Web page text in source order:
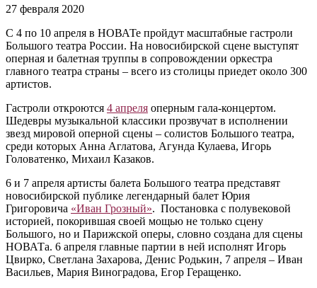
27 февраля 2020
С 4 по 10 апреля в НОВАТе пройдут масштабные гастроли
Большого театра России. На новосибирской сцене выступят
оперная и балетная труппы в сопровождении оркестра
главного театра страны – всего из столицы приедет около 300
артистов.
Гастроли откроются 4 апреля оперным гала-концертом.
Шедевры музыкальной классики прозвучат в исполнении
звезд мировой оперной сцены – солистов Большого театра,
среди которых Анна Аглатова, Агунда Кулаева, Игорь
Головатенко, Михаил Казаков.
6 и 7 апреля артисты балета Большого театра представят
новосибирской публике легендарный балет Юрия
Григоровича «Иван Грозный». Постановка с полувековой
историей, покорившая своей мощью не только сцену
Большого, но и Парижской оперы, словно создана для сцены
НОВАТа. 6 апреля главные партии в ней исполнят Игорь
Цвирко, Светлана Захарова, Денис Родькин, 7 апреля – Иван
Васильев, Мария Виноградова, Егор Геращенко.